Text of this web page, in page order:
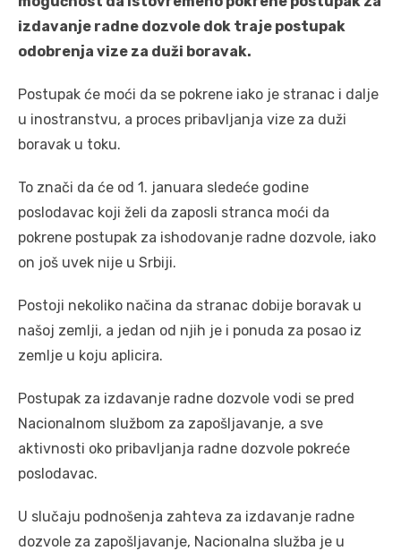
izdavanje radne dozvole dok traje postupak
odobrenja vize za duži boravak.
Postupak će moći da se pokrene iako je stranac i dalje
u inostranstvu, a proces pribavljanja vize za duži
boravak u toku.
To znači da će od 1. januara sledeće godine
poslodavac koji želi da zaposli stranca moći da
pokrene postupak za ishodovanje radne dozvole, iako
on još uvek nije u Srbiji.
Postoji nekoliko načina da stranac dobije boravak u
našoj zemlji, a jedan od njih je i ponuda za posao iz
zemlje u koju aplicira.
Postupak za izdavanje radne dozvole vodi se pred
Nacionalnom službom za zapošljavanje, a sve
aktivnosti oko pribavljanja radne dozvole pokreće
poslodavac.
U slučaju podnošenja zahteva za izdavanje radne
dozvole za zapošljavanje, Nacionalna služba je u